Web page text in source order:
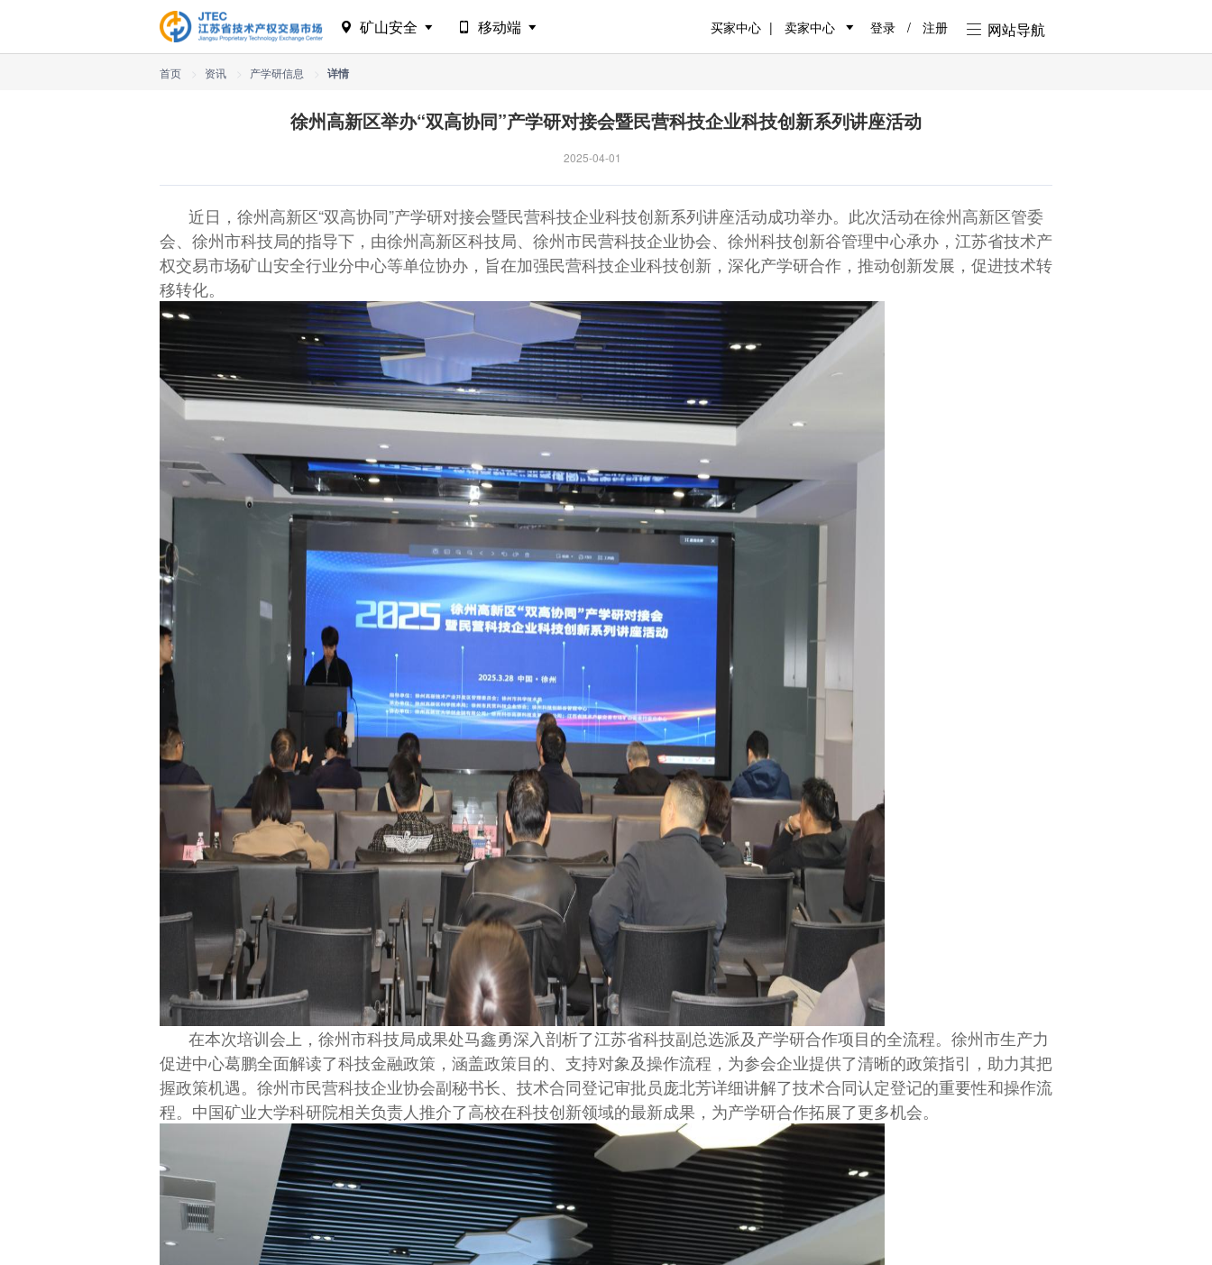
矿山安全 移动端 登录 / 注册 网站导航
买家中心 卖家中心
首页 资讯 产学研信息 详情
徐州高新区举办“双高协同”产学研对接会暨民营科技企业科技创新系列讲座活动
2025-04-01
近日，徐州高新区“双高协同”产学研对接会暨民营科技企业科技创新系列讲座活动成功举办。此次活动在徐州高新区管委
会、徐州市科技局的指导下，由徐州高新区科技局、徐州市民营科技企业协会、徐州科技创新谷管理中心承办，江苏省技术产
权交易市场矿山安全行业分中心等单位协办，旨在加强民营科技企业科技创新，深化产学研合作，推动创新发展，促进技术转
移转化。
在本次培训会上，徐州市科技局成果处马鑫勇深入剖析了江苏省科技副总选派及产学研合作项目的全流程。徐州市生产力
促进中心葛鹏全面解读了科技金融政策，涵盖政策目的、支持对象及操作流程，为参会企业提供了清晰的政策指引，助力其把
握政策机遇。徐州市民营科技企业协会副秘书长、技术合同登记审批员庞北芳详细讲解了技术合同认定登记的重要性和操作流
程。中国矿业大学科研院相关负责人推介了高校在科技创新领域的最新成果，为产学研合作拓展了更多机会。